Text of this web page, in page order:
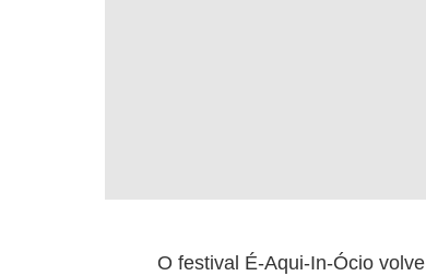
O festival É-Aqui-In-Ócio